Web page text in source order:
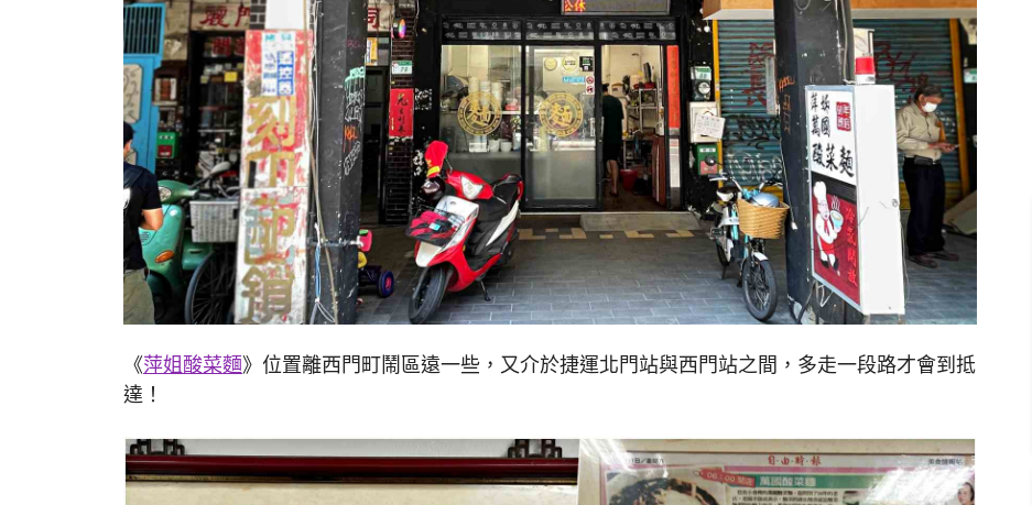
《萍姐酸菜麵》位置離西門町鬧區遠一些，又介於捷運北門站與西門站之間，多走一段路才會到抵
達！